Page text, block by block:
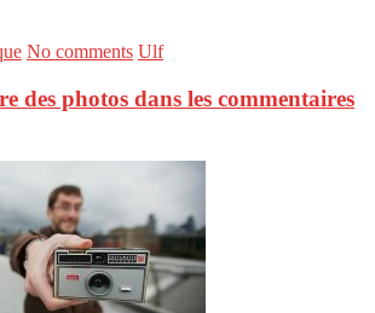
No comments Ulf
des photos dans les commentaires